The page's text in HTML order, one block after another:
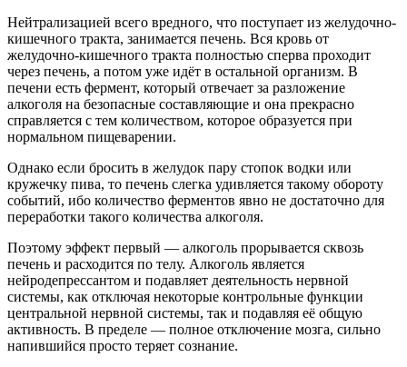
Нейтрализацией всего вредного, что поступает из желудочно-
кишечного тракта, занимается печень. Вся кровь от
желудочно-кишечного тракта полностью сперва проходит
через печень, а потом уже идёт в остальной организм. В
печени есть фермент, который отвечает за разложение
алкоголя на безопасные составляющие и она прекрасно
справляется с тем количеством, которое образуется при
нормальном пищеварении.
Однако если бросить в желудок пару стопок водки или
кружечку пива, то печень слегка удивляется такому обороту
событий, ибо количество ферментов явно не достаточно для
переработки такого количества алкоголя.
Поэтому эффект первый — алкоголь прорывается сквозь
печень и расходится по телу. Алкоголь является
нейродепрессантом и подавляет деятельность нервной
системы, как отключая некоторые контрольные функции
центральной нервной системы, так и подавляя её общую
активность. В пределе — полное отключение мозга, сильно
напившийся просто теряет сознание.